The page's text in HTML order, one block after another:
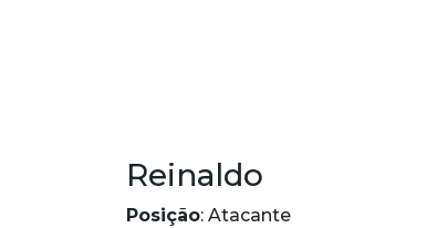
Reinaldo
Posição: Atacante